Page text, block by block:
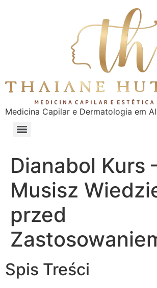
Medicina Capilar e Dermatologia em
Dianabol Kurs
Musisz
przed
Spis Treści